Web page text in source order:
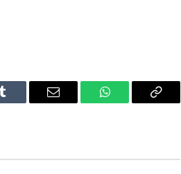
Tumblr Email WhatsAppCopy